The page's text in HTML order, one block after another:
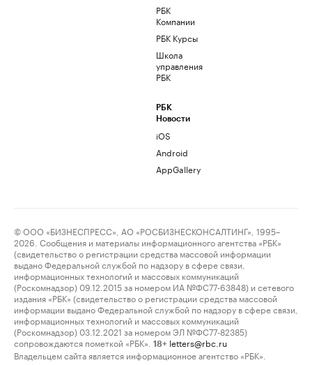
РБК
Компании
РБК Курсы
Школа
управления
РБК
РБК
Новости
iOS
Android
AppGallery
© ООО «БИЗНЕСПРЕСС», АО «РОСБИЗНЕСКОНСАЛТИНГ», 1995–
2026. Сообщения и материалы информационного агентства «РБК»
(свидетельство о регистрации средства массовой информации
выдано Федеральной службой по надзору в сфере связи,
информационных технологий и массовых коммуникаций
(Роскомнадзор) 09.12.2015 за номером ИА №ФС77-63848) и сетевого
издания «РБК» (свидетельство о регистрации средства массовой
информации выдано Федеральной службой по надзору в сфере связи,
информационных технологий и массовых коммуникаций
(Роскомнадзор) 03.12.2021 за номером ЭЛ №ФС77-82385)
сопровождаются пометкой «РБК».
18+ letters@rbc.ru
Владельцем сайта является информационное агентство «РБК».